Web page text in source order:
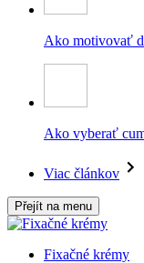
Ako motivovať
Ako vyberať
Viac článkov
Přejít na menu
Fixačné krémy